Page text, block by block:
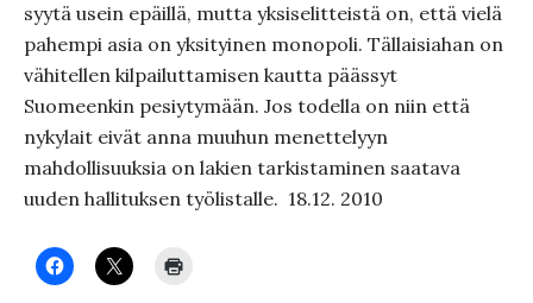
syytä usein epäillä, mutta yksiselitteistä on, että vielä
pahempi asia on yksityinen monopoli. Tällaisiahan on
vähitellen kilpailuttamisen kautta päässyt
Suomeenkin pesiytymään. Jos todella on niin että
nykylait eivät anna muuhun menettelyyn
mahdollisuuksia on lakien tarkistaminen saatava
uuden hallituksen työlistalle. 18.12. 2010